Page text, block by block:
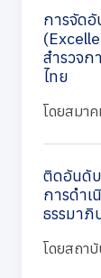
การจัดอั
สำรวจ
ไทย
โดยสมา
ติดอันดั
การดำเ
ธรรมาภิ
โดยสถา